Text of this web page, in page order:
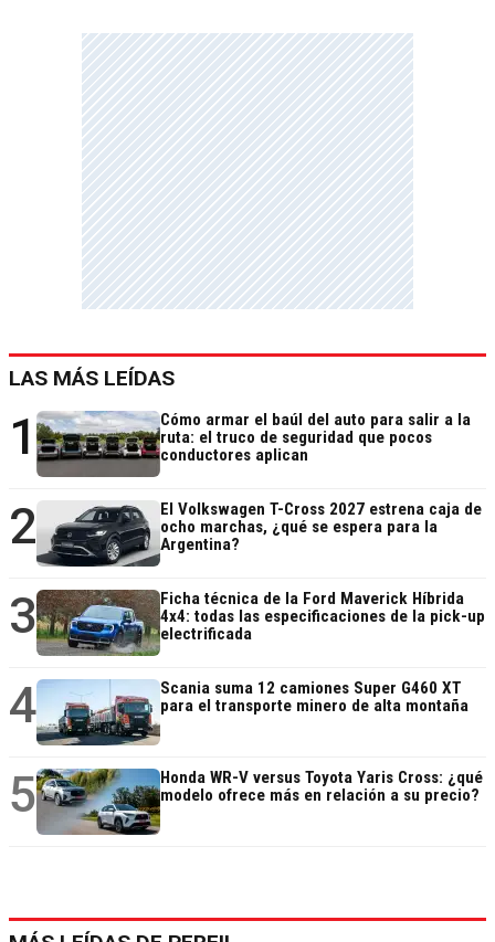
LAS MÁS LEÍDAS
1
Cómo armar el baúl del auto para salir a la
ruta: el truco de seguridad que pocos
conductores aplican
2
El Volkswagen T-Cross 2027 estrena caja de
ocho marchas, ¿qué se espera para la
Argentina?
3
Ficha técnica de la Ford Maverick Híbrida
4x4: todas las especificaciones de la pick-up
electrificada
4
Scania suma 12 camiones Super G460 XT
para el transporte minero de alta montaña
5
Honda WR-V versus Toyota Yaris Cross: ¿qué
modelo ofrece más en relación a su precio?